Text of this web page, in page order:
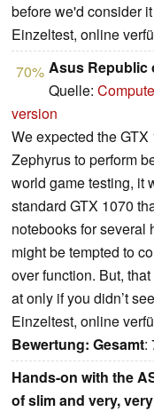
before we'd consider
Einzeltest, online
70% Asus Republic
Quelle:
version
We expected the
Zephyrus to perform
world game testing, it
standard GTX 1070
notebooks for several
might be tempted to
over function. But,
at only if you didn’t
Einzeltest, online
Bewertung: Gesamt:
Hands-on with the
of slim and very,